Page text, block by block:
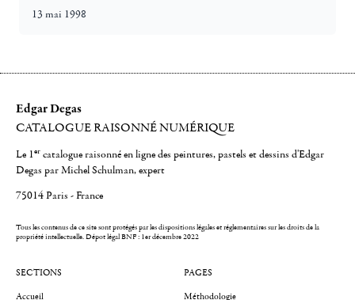
13 mai 1998
Edgar Degas
CATALOGUE RAISONNÉ NUMÉRIQUE
Le 1er catalogue raisonné en ligne des peintures, pastels et dessins d'Edgar
Degas par Michel Schulman, expert
75014 Paris - France
Tous les contenus de ce site sont protégés par les dispositions légales et réglementaires sur les droits de la
propriété intellectuelle.Dépot légal BNF : 1er décembre 2022
SECTIONS
Accueil
PAGES
Méthodologie